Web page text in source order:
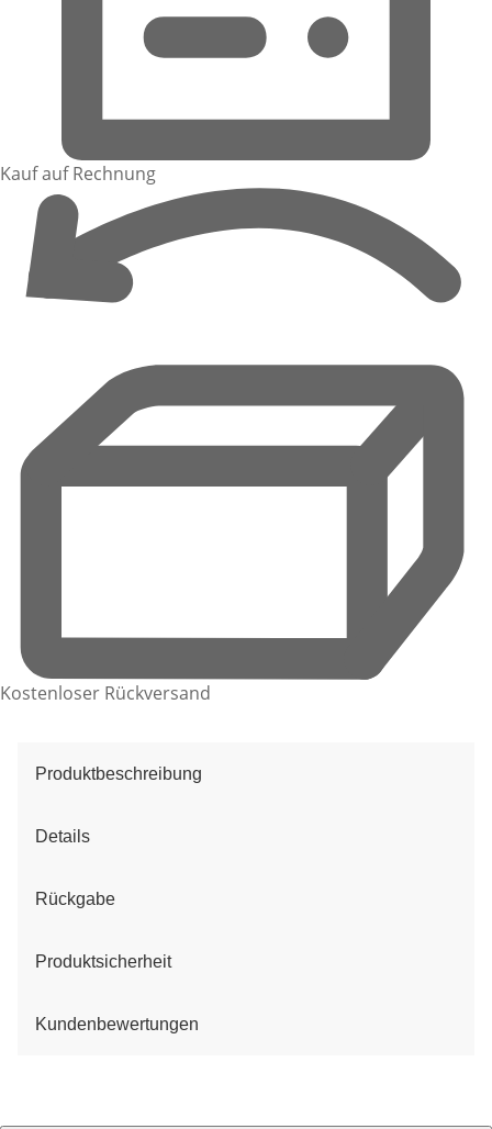
Kauf auf Rechnung
Kostenloser Rückversand
Produktbeschreibung
Details
Rückgabe
Produktsicherheit
Kundenbewertungen